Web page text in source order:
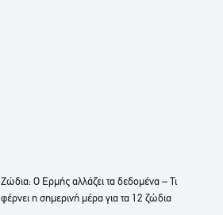
Ζώδια: Ο Ερμής αλλάζει τα δεδομένα – Τι
φέρνει η σημερινή μέρα για τα 12 ζώδια